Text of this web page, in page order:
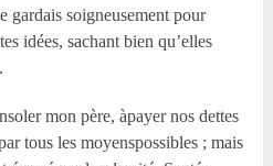
gardais soigneusement pour
idées, sachant bien qu’elles
mon père, àpayer nos dettes
tous les moyenspossibles ; mais